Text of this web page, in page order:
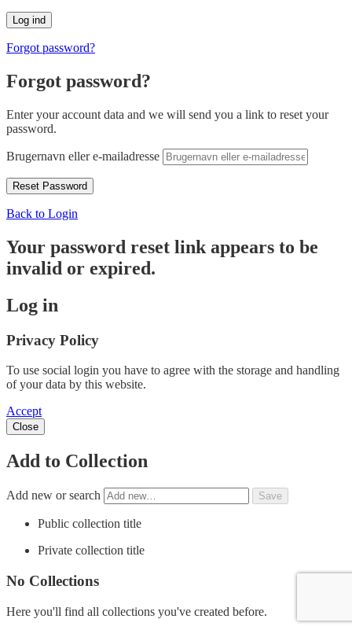
Forgot password?
Forgot password?
Enter your account data and we will send you a link to reset your
password.
Brugernavn eller e-mailadresse
Back to Login
Your password reset link appears to be
invalid or expired.
Log in
Privacy Policy
To use social login you have to agree with the storage and handling
of your data by this website.
Accept
Close
Add to Collection
Add new or search
Public collection title
Private collection title
No Collections
Here you'll find all collections you've created before.